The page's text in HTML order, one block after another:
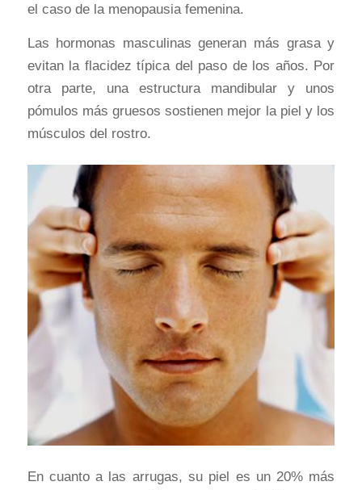
el caso de la menopausia femenina.
Las hormonas masculinas generan más grasa y
evitan la flacidez típica del paso de los años. Por
otra parte, una estructura mandibular y unos
pómulos más gruesos sostienen mejor la piel y los
músculos del rostro.
En cuanto a las arrugas, su piel es un 20% más